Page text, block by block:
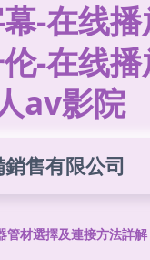
-在线
-在线
av影院
售有限公司
管材選擇及連接方法詳解